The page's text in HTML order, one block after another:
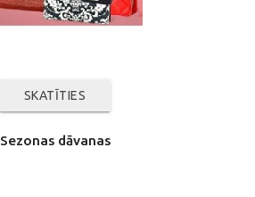
SKATĪTIES
Sezonas dāvanas